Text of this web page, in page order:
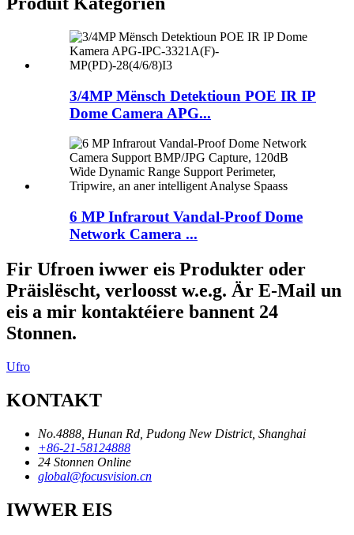
3/4MP Mënsch Detektioun POE IR IP
Dome Camera APG...
6 MP Infrarout Vandal-Proof Dome
Network Camera ...
Fir Ufroen iwwer eis Produkter oder
Präislëscht, verloosst w.e.g. Är E-Mail un
eis a mir kontaktéiere bannent 24
Stonnen.
Ufro
KONTAKT
No.4888, Hunan Rd, Pudong New District, Shanghai
+86-21-58124888
24 Stonnen Online
global@focusvision.cn
IWWER EIS